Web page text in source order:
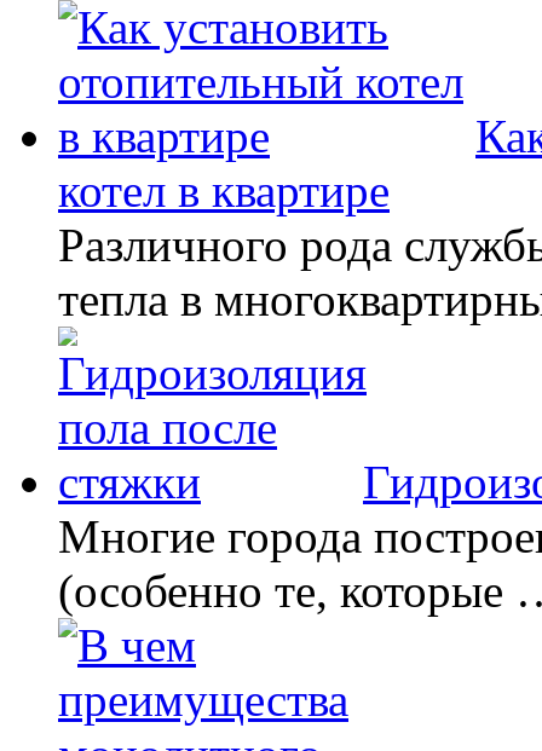
котел в квартире
Различного рода
тепла в
Многие города
(особенно те, которые